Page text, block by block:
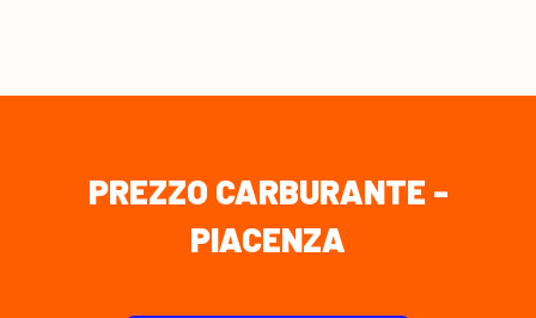
PREZZO CARBURANTE -
PIACENZA